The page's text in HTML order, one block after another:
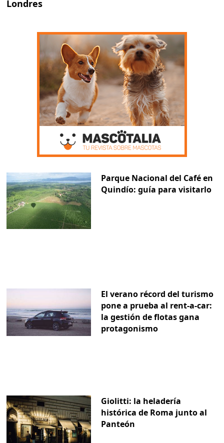
Londres
Parque Nacional del Café en
Quindío: guía para visitarlo
El verano récord del turismo
pone a prueba al rent-a-car:
la gestión de flotas gana
protagonismo
Giolitti: la heladería
histórica de Roma junto al
Panteón